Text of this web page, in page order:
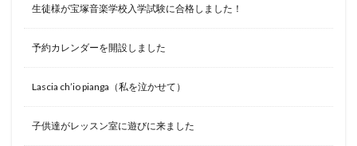
生徒様が宝塚音楽学校入学試験に合格しました！
予約カレンダーを開設しました
Lascia ch’io pianga（私を泣かせて）
子供達がレッスン室に遊びに来ました